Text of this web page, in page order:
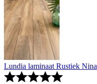
Lundia laminaat Rustiek Nina